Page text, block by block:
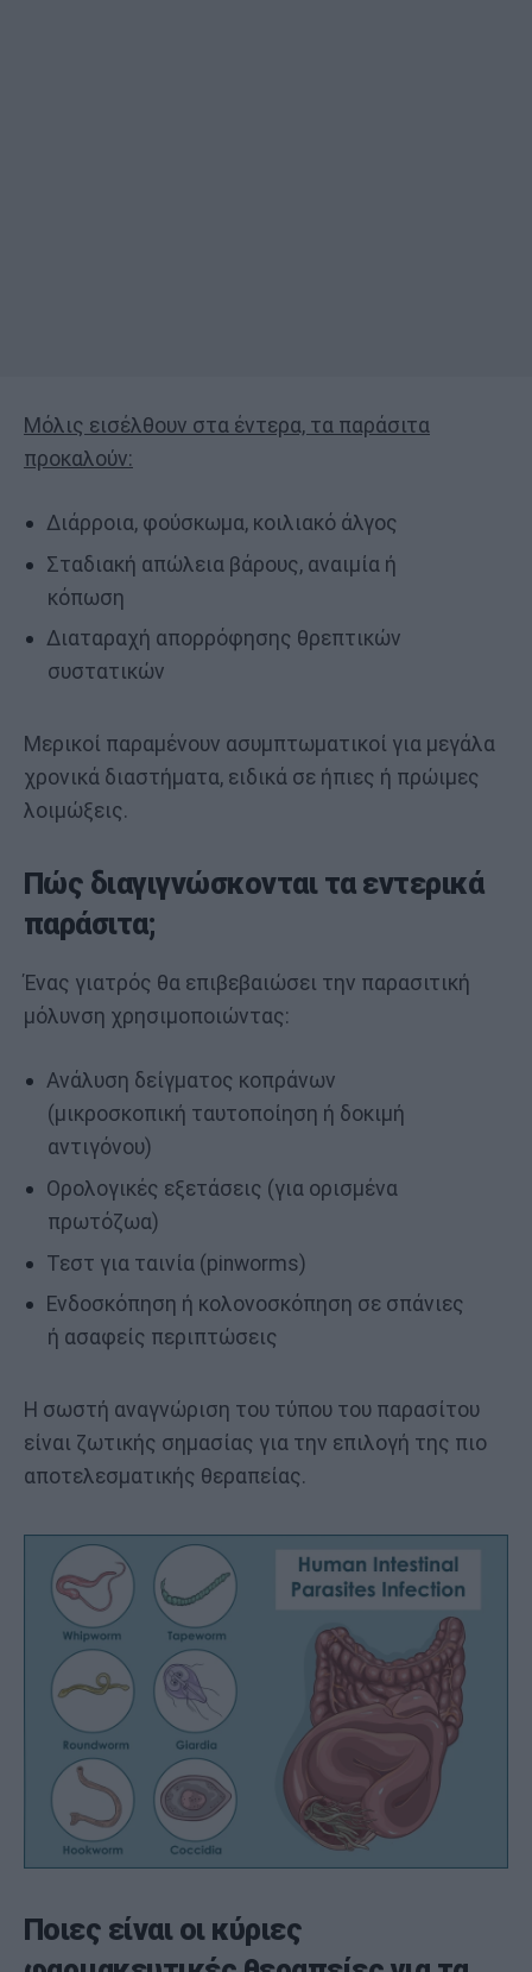
Μόλις εισέλθουν στα έντερα, τα παράσιτα
προκαλούν:
Διάρροια, φούσκωμα, κοιλιακό άλγος
Σταδιακή απώλεια βάρους, αναιμία ή
κόπωση
Διαταραχή απορρόφησης θρεπτικών
συστατικών
Μερικοί παραμένουν ασυμπτωματικοί για μεγάλα
χρονικά διαστήματα, ειδικά σε ήπιες ή πρώιμες
λοιμώξεις.
Πώς διαγιγνώσκονται τα εντερικά
παράσιτα;
Ένας γιατρός θα επιβεβαιώσει την παρασιτική
μόλυνση χρησιμοποιώντας:
Ανάλυση δείγματος κοπράνων
(μικροσκοπική ταυτοποίηση ή δοκιμή
αντιγόνου)
Ορολογικές εξετάσεις (για ορισμένα
πρωτόζωα)
Τεστ για ταινία (pinworms)
Ενδοσκόπηση ή κολονοσκόπηση σε σπάνιες
ή ασαφείς περιπτώσεις
Η σωστή αναγνώριση του τύπου του παρασίτου
είναι ζωτικής σημασίας για την επιλογή της πιο
αποτελεσματικής θεραπείας.
Ποιες είναι οι κύριες